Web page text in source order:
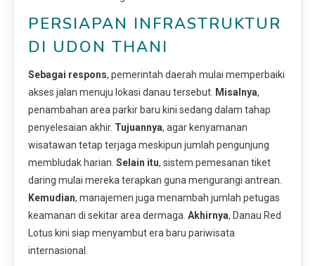
PERSIAPAN INFRASTRUKTUR
DI UDON THANI
Sebagai respons, pemerintah daerah mulai memperbaiki
akses jalan menuju lokasi danau tersebut. Misalnya,
penambahan area parkir baru kini sedang dalam tahap
penyelesaian akhir. Tujuannya, agar kenyamanan
wisatawan tetap terjaga meskipun jumlah pengunjung
membludak harian. Selain itu, sistem pemesanan tiket
daring mulai mereka terapkan guna mengurangi antrean.
Kemudian, manajemen juga menambah jumlah petugas
keamanan di sekitar area dermaga. Akhirnya, Danau Red
Lotus kini siap menyambut era baru pariwisata
internasional.